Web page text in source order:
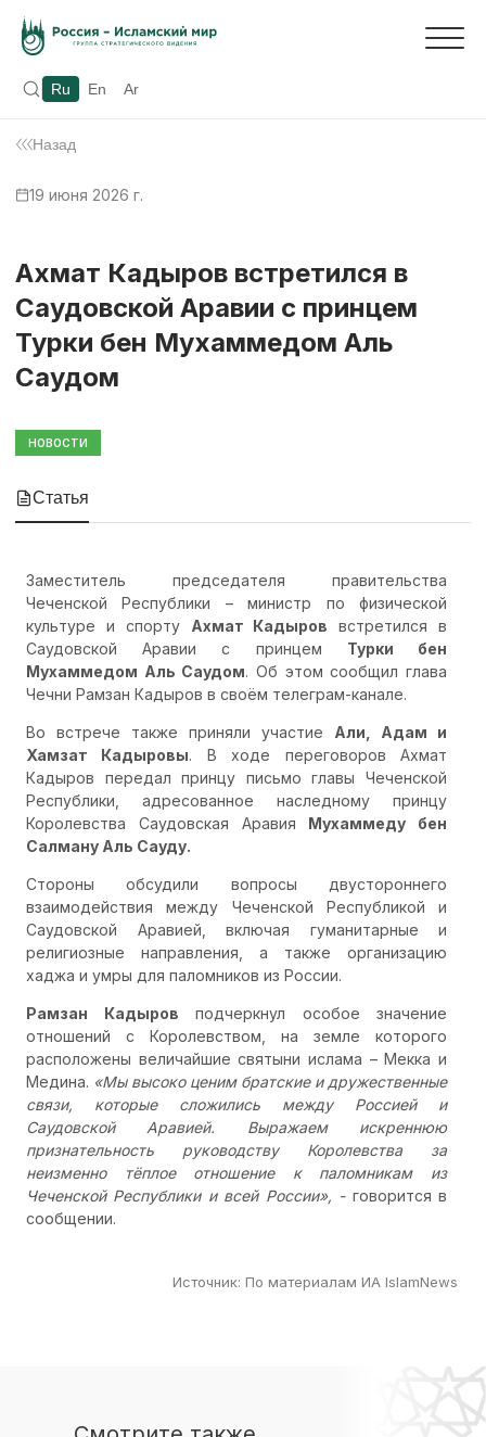
Ru En Ar
Назад
19 июня 2026 г.
Ахмат Кадыров встретился в
Саудовской Аравии с принцем
Турки бен Мухаммедом Аль
Саудом
НОВОСТИ
Статья
Заместитель председателя правительства
Чеченской Республики – министр по физической
культуре и спорту Ахмат Кадыров встретился в
Саудовской Аравии с принцем Турки бен
Мухаммедом Аль Саудом. Об этом сообщил глава
Чечни Рамзан Кадыров в своём телеграм-канале.
Во встрече также приняли участие Али, Адам и
Хамзат Кадыровы. В ходе переговоров Ахмат
Кадыров передал принцу письмо главы Чеченской
Республики, адресованное наследному принцу
Королевства Саудовская Аравия Мухаммеду бен
Салману Аль Сауду.
Стороны обсудили вопросы двустороннего
взаимодействия между Чеченской Республикой и
Саудовской Аравией, включая гуманитарные и
религиозные направления, а также организацию
хаджа и умры для паломников из России.
Рамзан Кадыров подчеркнул особое значение
отношений с Королевством, на земле которого
расположены величайшие святыни ислама – Мекка и
Медина. «Мы высоко ценим братские и дружественные
связи, которые сложились между Россией и
Саудовской Аравией. Выражаем искреннюю
признательность руководству Королевства за
неизменно тёплое отношение к паломникам из
Чеченской Республики и всей России», -говорится в
сообщении.
Источник: По материалам ИА IslamNews